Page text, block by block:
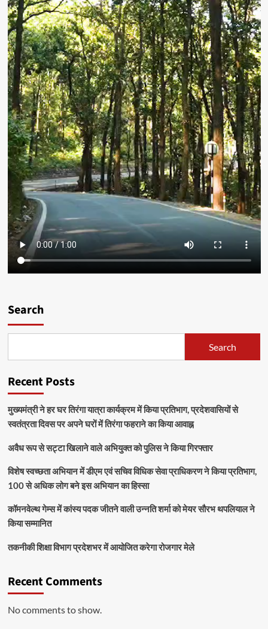
Search
Search
Recent Posts
मुख्यमंत्री ने हर घर तिरंगा यात्रा कार्यक्रम में किया प्रतिभाग, प्रदेशवासियों से
स्वतंत्रता दिवस पर अपने घरों में तिरंगा फहराने का किया आवाह्न
अवैध रूप से सट्टा खिलाने वाले अभियुक्त को पुलिस ने किया गिरफ्तार
विशेष स्वच्छता अभियान में डीएम एवं सचिव विधिक सेवा प्राधिकरण ने किया प्रतिभाग,
100 से अधिक लोग बने इस अभियान का हिस्सा
कॉमनवेल्थ गेम्स में कांस्य पदक जीतने वाली उन्नति शर्मा को मेयर सौरभ थपलियाल ने
किया सम्मानित
तकनीकी शिक्षा विभाग प्रदेशभर में आयोजित करेगा रोजगार मेले
Recent Comments
No comments to show.